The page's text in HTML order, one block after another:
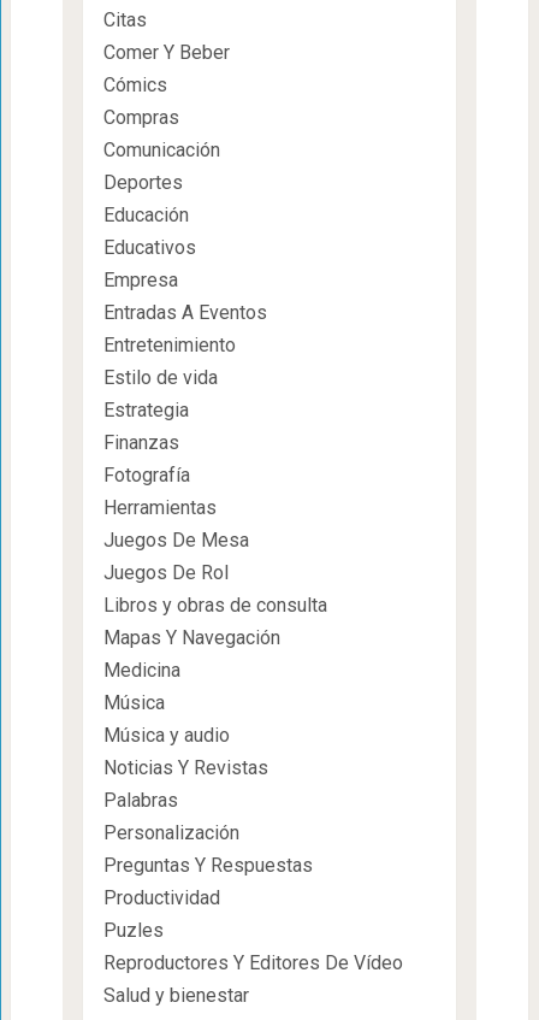
Citas
Comer Y Beber
Cómics
Compras
Comunicación
Deportes
Educación
Educativos
Empresa
Entradas A Eventos
Entretenimiento
Estilo de vida
Estrategia
Finanzas
Fotografía
Herramientas
Juegos De Mesa
Juegos De Rol
Libros y obras de consulta
Mapas Y Navegación
Medicina
Música
Música y audio
Noticias Y Revistas
Palabras
Personalización
Preguntas Y Respuestas
Productividad
Puzles
Reproductores Y Editores De Vídeo
Salud y bienestar